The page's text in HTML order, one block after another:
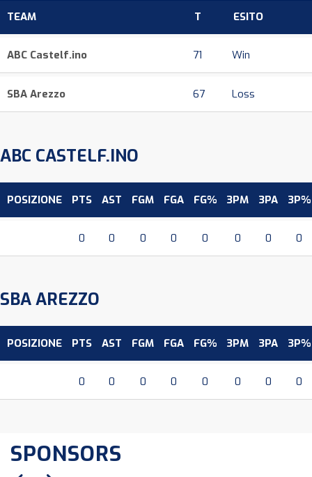
TEAM T ESITO
ABC Castelf.ino 71 Win
SBA Arezzo 67 Loss
ABC CASTELF.INO
POSIZIONE PTS AST FGM FGA FG% 3PM 3PA 3P%
0 0 0 0 0 0 0 0
SBA AREZZO
POSIZIONE PTS AST FGM FGA FG% 3PM 3PA 3P%
0 0 0 0 0 0 0 0
SPONSORS